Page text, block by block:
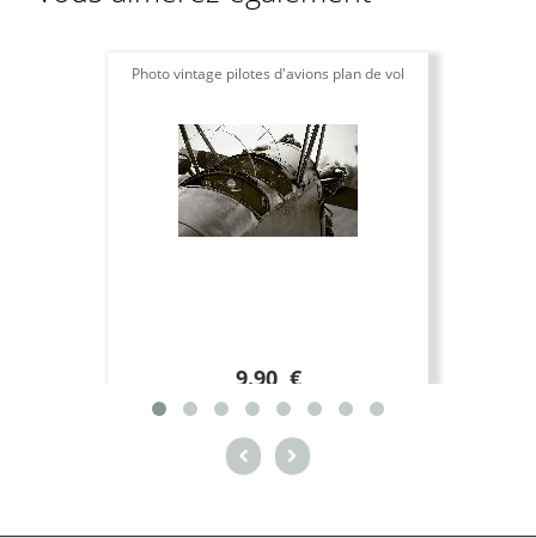
Photo vintage pilotes d'avions plan de vol
9.90 €